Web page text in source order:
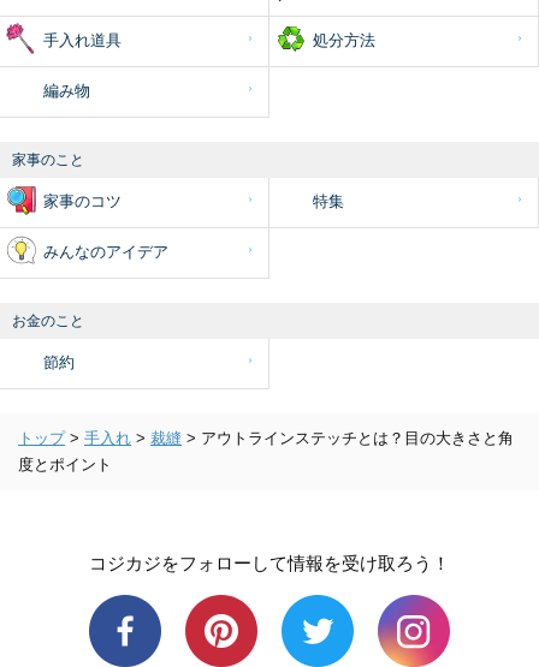
手入れ道具 処分方法
編み物
家事のこと
家事のコツ 特集
みんなのアイデア
お金のこと
節約
トップ > 手入れ > 裁縫 > アウトラインステッチとは？目の大きさと角
度とポイント
コジカジをフォローして情報を受け取ろう！